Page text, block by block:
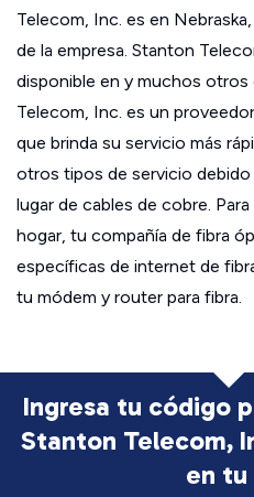
Telecom, Inc. es en
de la empresa. Stanton
disponible en y muchos otros
Telecom, Inc. es un
que brinda su servicio más
otros tipos de servicio
lugar de cables de cobre.
hogar, tu compañía de fibra
específicas de internet de
tu módem y router para fibra.
Ingresa tu código
Stanton Telecom,
en tu